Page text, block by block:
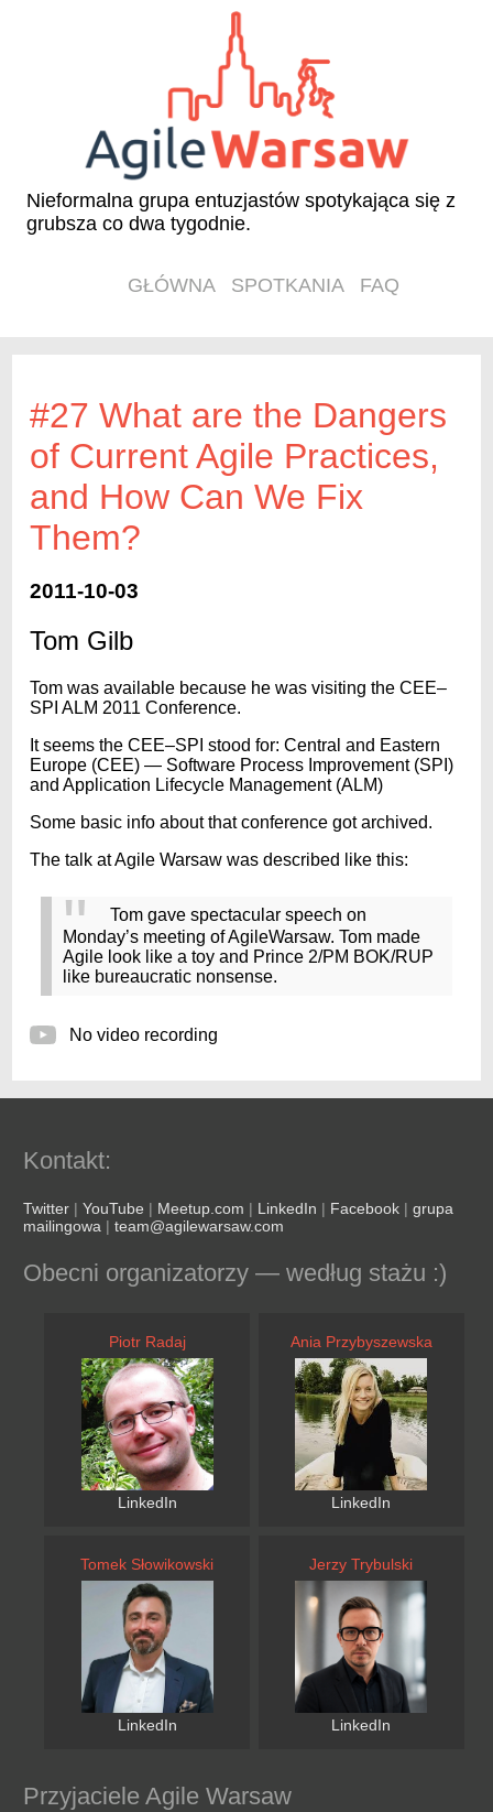
Nieformalna grupa entuzjastów spotykająca się z
grubsza co dwa tygodnie.
GŁÓWNA SPOTKANIA FAQ
#27 What are the Dangers
of Current Agile Practices,
and How Can We Fix
Them?
2011-10-03
Tom Gilb
Tom was available because he was visiting the CEE–
SPI ALM 2011 Conference.
It seems the CEE–SPI stood for: Central and Eastern
Europe (CEE) — Software Process Improvement (SPI)
and Application Lifecycle Management (ALM)
Some basic info about that conference got archived.
The talk at Agile Warsaw was described like this:
Tom gave spectacular speech on
Monday’s meeting of AgileWarsaw. Tom made
Agile look like a toy and Prince 2/PM BOK/RUP
like bureaucratic nonsense.
No video recording
Kontakt:
Twitter | YouTube | Meetup.com | LinkedIn | Facebook | grupa
mailingowa | team@agilewarsaw.com
Obecni organizatorzy — według stażu :)
Piotr Radaj
LinkedIn
Ania Przybyszewska
LinkedIn
Tomek Słowikowski
LinkedIn
Jerzy Trybulski
LinkedIn
Przyjaciele Agile Warsaw